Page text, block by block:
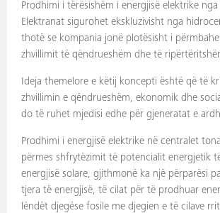
Prodhimi i tërësishëm i energjisë elektrike
Elektranat sigurohet ekskluzivisht nga
thotë se kompania jonë plotësisht i
zhvillimit të qëndrueshëm dhe të
Ideja themelore e këtij koncepti është që të
zhvillimin e qëndrueshëm, ekonomik dhe
do të ruhet mjedisi edhe për gjeneratat e
Prodhimi i energjisë elektrike në centralet
përmes shfrytëzimit të potencialit energjetik
energjisë solare, gjithmonë ka një përparësi
tjera të energjisë, të cilat për të prodhuar
lëndët djegëse fosile me djegien e të cilave